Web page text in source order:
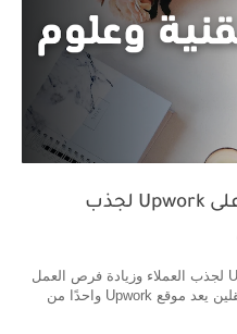
كيفية إنشاء حساب متميز على Upwork لجذب
كيفية إنشاء حساب متميز على Upwork لجذب العملاء وزيادة فرص العمل
مقدمة عن أهمية منصة Upwork للمستقلين يعد موقع Upwork واحدًا من